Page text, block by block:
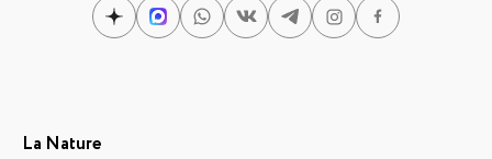
La Nature